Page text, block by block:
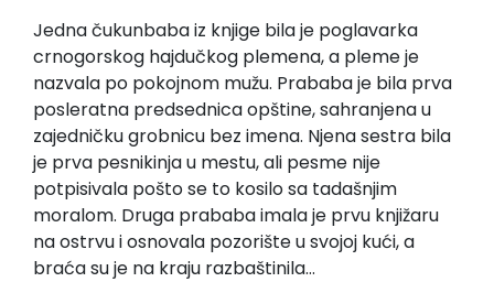
Jedna čukunbaba iz knjige bila je poglavarka
crnogorskog hajdučkog plemena, a pleme je
nazvala po pokojnom mužu. Prababa je bila prva
posleratna predsednica opštine, sahranjena u
zajedničku grobnicu bez imena. Njena sestra bila
je prva pesnikinja u mestu, ali pesme nije
potpisivala pošto se to kosilo sa tadašnjim
moralom. Druga prababa imala je prvu knjižaru
na ostrvu i osnovala pozorište u svojoj kući, a
braća su je na kraju razbaštinila…